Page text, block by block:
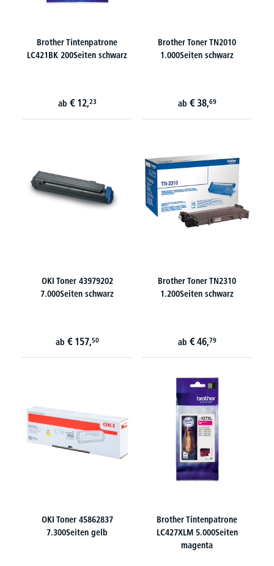
Brother Tintenpatrone
LC421BK 200Seiten schwarz
ab € 12,23
Brother Toner TN2010
1.000Seiten schwarz
ab € 38,69
OKI Toner 43979202
7.000Seiten schwarz
ab € 157,50
Brother Toner TN2310
1.200Seiten schwarz
ab € 46,79
OKI Toner 45862837
7.300Seiten gelb
Brother Tintenpatrone
LC427XLM 5.000Seiten
magenta